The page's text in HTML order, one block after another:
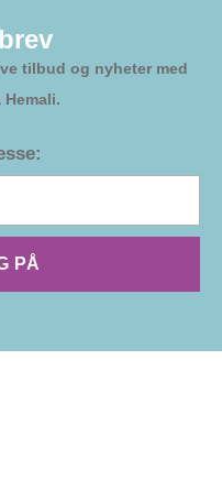
tilbud og nyheter med
PÅ